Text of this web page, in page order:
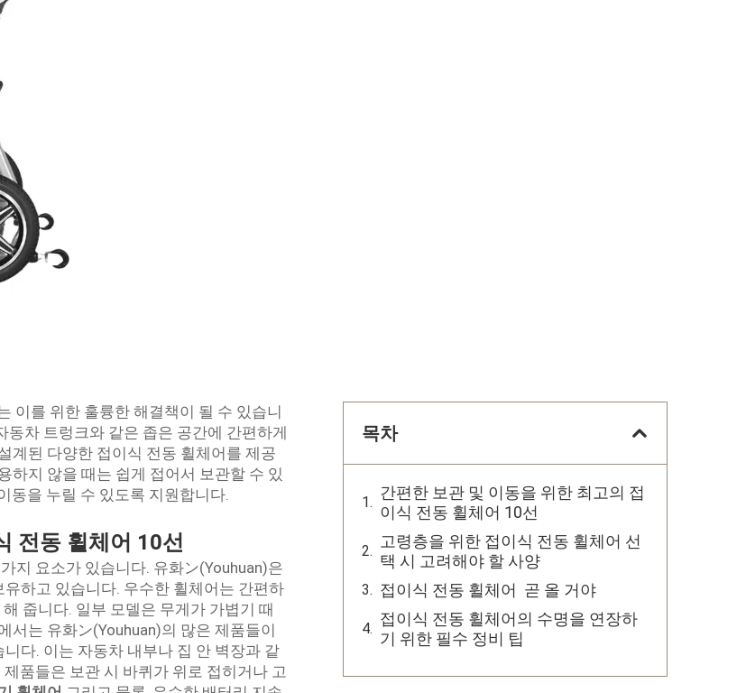
이를 위한 훌륭한 해결책이 될 수 있습니
차 트렁크와 같은 좁은 공간에 간편하게
계된 다양한 접이식 전동 휠체어를 제공
하지 않을 때는 쉽게 접어서 보관할 수 있
동을 누릴 수 있도록 지원합니다.
전동 휠체어 10선
지 요소가 있습니다. 유화ン(Youhuan)은
하고 있습니다. 우수한 휠체어는 간편하
줍니다. 일부 모델은 무게가 가볍기 때
서는 유화ン(Youhuan)의 많은 제품들이
다. 이는 자동차 내부나 집 안 벽장과 같
품들은 보관 시 바퀴가 위로 접히거나 고
목차
간편한 보관 및 이동을 위한 최고의 접
이식 전동 휠체어 10선
고령층을 위한 접이식 전동 휠체어 선
택 시 고려해야 할 사양
접이식 전동 휠체어 곧 올 거야
접이식 전동 휠체어의 수명을 연장하
기 위한 필수 정비 팁